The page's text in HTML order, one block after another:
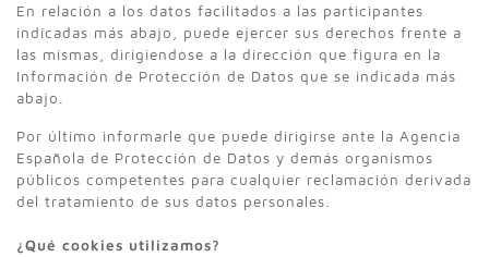
En relación a los datos facilitados a las participantes
indicadas más abajo, puede ejercer sus derechos frente a
las mismas, dirigiendose a la dirección que figura en la
Información de Protección de Datos que se indicada más
abajo.
Por último informarle que puede dirigirse ante la Agencia
Española de Protección de Datos y demás organismos
públicos competentes para cualquier reclamación derivada
del tratamiento de sus datos personales.
¿Qué cookies utilizamos?